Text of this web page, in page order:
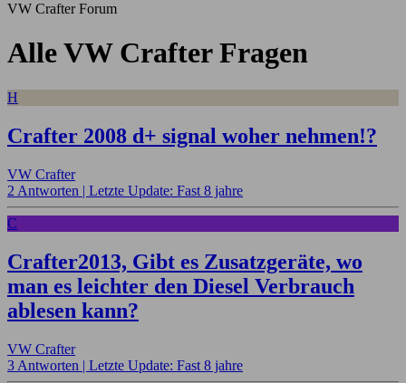
VW Crafter Forum
Alle VW Crafter Fragen
H
Crafter 2008 d+ signal woher nehmen!?
VW Crafter
2 Antworten | Letzte Update: Fast 8 jahre
C
Crafter2013, Gibt es Zusatzgeräte, wo
man es leichter den Diesel Verbrauch
ablesen kann?
VW Crafter
3 Antworten | Letzte Update: Fast 8 jahre